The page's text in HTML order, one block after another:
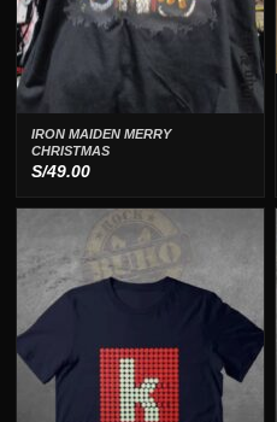
IRON MAIDEN MERRY
CHRISTMAS
S/49.00